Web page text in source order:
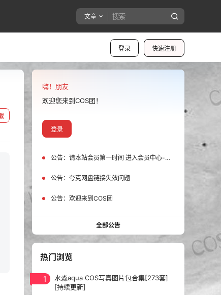
文章
登录 快速注册
嗨！朋友
欢迎您来到COS团！
登录
公告： 请本站会员第一时间 进入会员中心-我的设置中为您的账号绑定邮箱!
公告： 夸克网盘链接失效问题
公告： 欢迎来到COS团
全部公告
热门浏览
1
水淼aqua COS写真图片包合集[273套]
[持续更新]